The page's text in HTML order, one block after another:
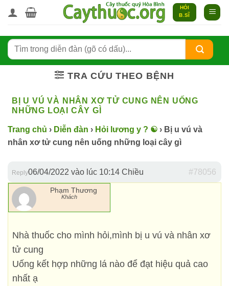
qua
dung
HỎI
B.SĨ
TRA CỨU THEO BỆNH
BỊ U VÚ VÀ NHÂN XƠ TỬ CUNG NÊN UỐNG
NHỮNG LOẠI CÂY GÌ
Trang chủ › Diễn đàn › Hỏi lương y ? ☯️ › Bị u vú và
nhân xơ tử cung nên uống những loại cây gì
06/04/2022 vào lúc 10:14 Chiều #78056
Reply
Phạm Thương
Khách
Nhà thuốc cho mình hỏi,mình bị u vú và nhân xơ
tử cung
Uống kết hợp những lá nào để đạt hiệu quả cao
nhất ạ